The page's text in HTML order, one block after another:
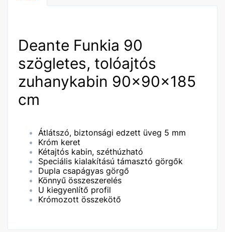
Deante Funkia 90
szögletes, tolóajtós
zuhanykabin 90x90x185
cm
Átlátszó, biztonsági edzett üveg 5 mm
Króm keret
Kétajtós kabin, széthúzható
Speciális kialakítású támasztó görgők
Dupla csapágyas görgő
Könnyű összeszerelés
U kiegyenlítő profil
Krómozott összekötő